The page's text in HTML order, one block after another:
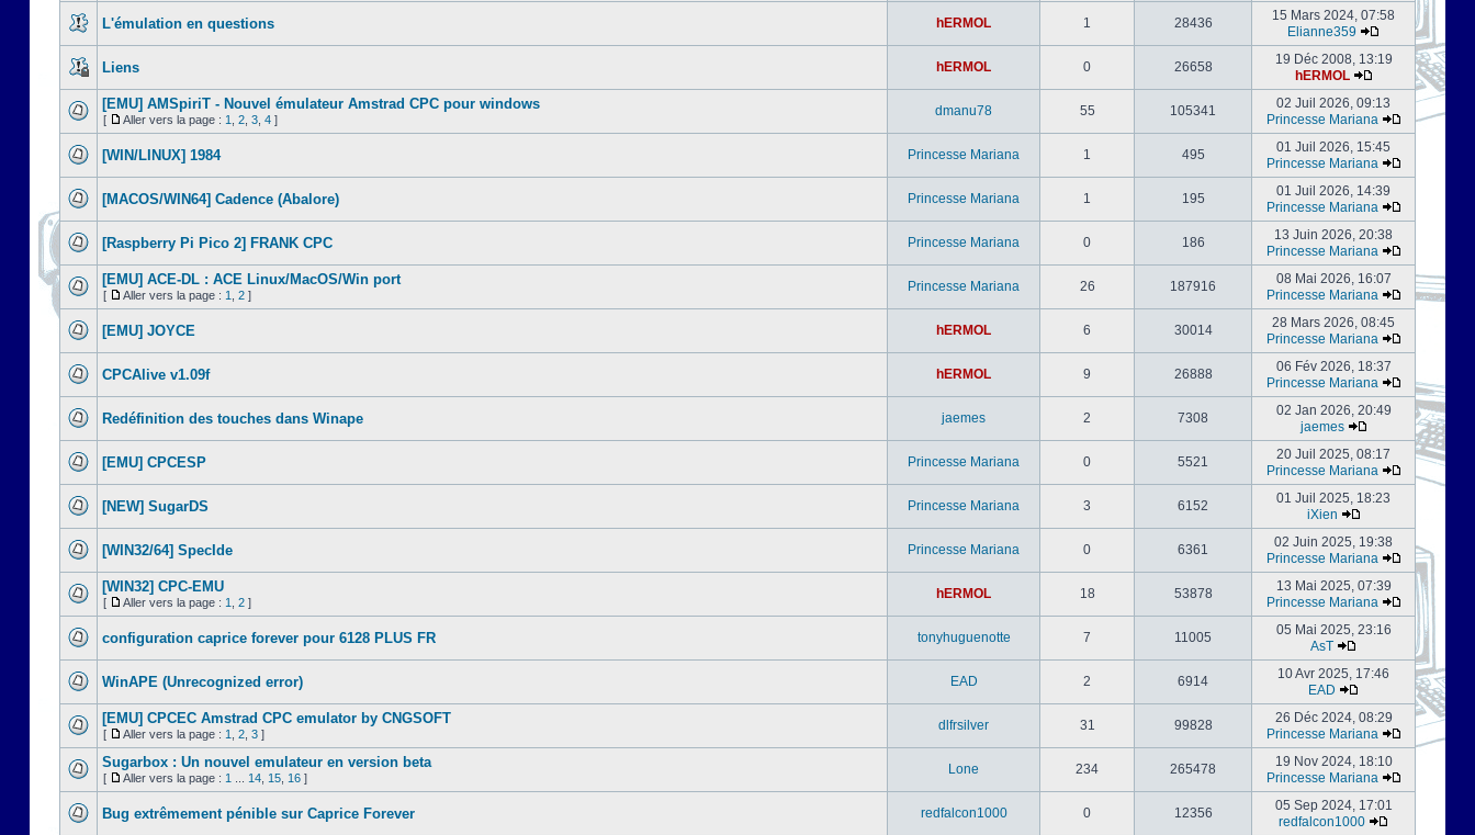
L'émulation en questions hERMOL 1 28436
15 Mars 2024, 07:58
Elianne359
Liens hERMOL 0 26658
19 Déc 2008, 13:19
hERMOL
[EMU] AMSpiriT - Nouvel émulateur Amstrad CPC pour windows
[ Aller vers la page : 1 2 3 4 ]
dmanu78 55 105341
02 Juil 2026, 09:13
Princesse Mariana
[WIN/LINUX] 1984 Princesse Mariana 1 495
01 Juil 2026, 15:45
Princesse Mariana
[MACOS/WIN64] Cadence (Abalore) Princesse Mariana 1 195
01 Juil 2026, 14:39
Princesse Mariana
[Raspberry Pi Pico 2] FRANK CPC Princesse Mariana 0 186
13 Juin 2026, 20:38
Princesse Mariana
[EMU] ACE-DL : ACE Linux/MacOS/Win port
[ Aller vers la page : 1 2 ]
Princesse Mariana 26 187916
08 Mai 2026, 16:07
Princesse Mariana
[EMU] JOYCE hERMOL 6 30014
28 Mars 2026, 08:45
Princesse Mariana
CPCAlive v1.09f hERMOL 9 26888
06 Fév 2026, 18:37
Princesse Mariana
Redéfinition des touches dans Winape jaemes 2 7308
02 Jan 2026, 20:49
jaemes
[EMU] CPCESP Princesse Mariana 0 5521
20 Juil 2025, 08:17
Princesse Mariana
[NEW] SugarDS Princesse Mariana 3 6152
01 Juil 2025, 18:23
iXien
[WIN32/64] SpecIde Princesse Mariana 0 6361
02 Juin 2025, 19:38
Princesse Mariana
[WIN32] CPC-EMU
[ Aller vers la page : 1 2 ]
hERMOL 18 53878
13 Mai 2025, 07:39
Princesse Mariana
configuration caprice forever pour 6128 PLUS FR tonyhuguenotte 7 11005
05 Mai 2025, 23:16
AsT
WinAPE (Unrecognized error) EAD 2 6914
10 Avr 2025, 17:46
EAD
[EMU] CPCEC Amstrad CPC emulator by CNGSOFT
[ Aller vers la page : 1 2 3 ]
dlfrsilver 31 99828
26 Déc 2024, 08:29
Princesse Mariana
Sugarbox : Un nouvel emulateur en version beta
[ Aller vers la page : 1 14 15 16 ]
Lone 234 265478
19 Nov 2024, 18:10
Princesse Mariana
Bug extrêmement pénible sur Caprice Forever redfalcon1000 0 12356
05 Sep 2024, 17:01
redfalcon1000